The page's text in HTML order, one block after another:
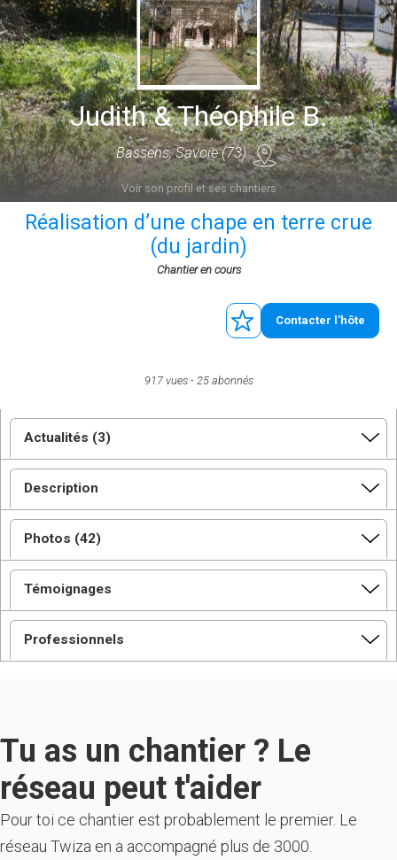
Judith & Théophile B.
Bassens, Savoie (73)
Voir son profil et ses chantiers
Réalisation d’une chape en terre crue
(du jardin)
Chantier en cours
Contacter l'hôte
917 vues 25 abonnés
Actualités (3)
Description
Photos (42)
Témoignages
Professionnels
Tu as un chantier ? Le
réseau peut t'aider
Pour toi ce chantier est probablement le premier. Le
réseau Twiza en a accompagné plus de 3000.